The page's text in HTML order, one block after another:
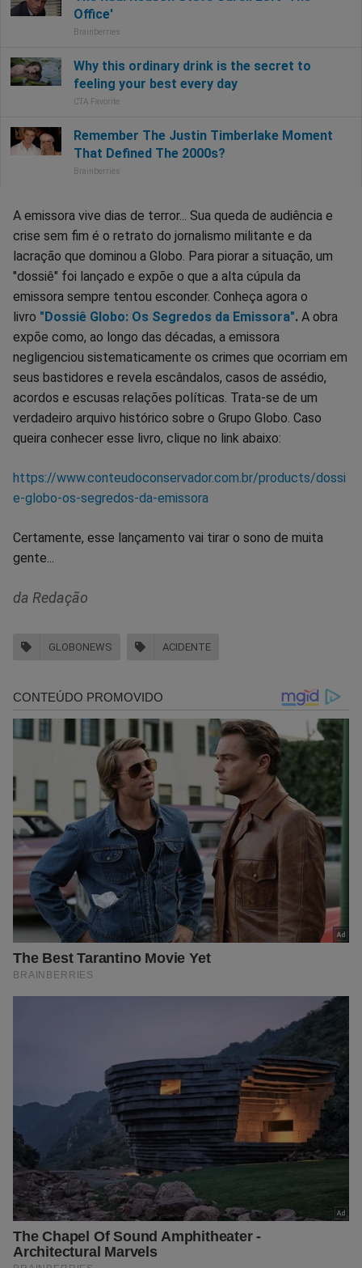
A emissora vive dias de terror... Sua queda de audiência e
crise sem fim é o retrato do jornalismo militante e da
lacração que dominou a Globo. Para piorar a situação, um
"dossiê" foi lançado e expõe o que a alta cúpula da
emissora sempre tentou esconder. Conheça agora o
livro "Dossiê Globo: Os Segredos da Emissora". A obra
expõe como, ao longo das décadas, a emissora
negligenciou sistematicamente os crimes que ocorriam em
seus bastidores e revela escândalos, casos de assédio,
acordos e escusas relações políticas. Trata-se de um
verdadeiro arquivo histórico sobre o Grupo Globo. Caso
queira conhecer esse livro, clique no link abaixo:
https://www.conteudoconservador.com.br/products/dossi
e-globo-os-segredos-da-emissora
Certamente, esse lançamento vai tirar o sono de muita
gente...
da Redação
GLOBONEWS ACIDENTE